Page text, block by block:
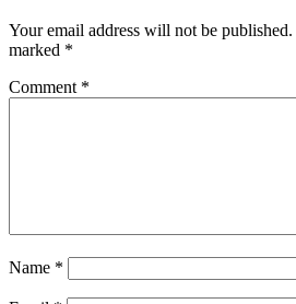
Your email address will not be published.
marked *
Comment *
Name *